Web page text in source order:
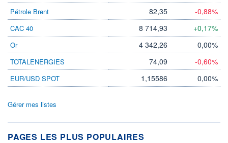
Pétrole Brent
82,35 -0,88%
CAC 40 8 714,93 +0,17%
Or 4 342,26 0,00%
TOTALENERGIES 74,09 -0,60%
EUR/USD SPOT 1,15586 0,00%
Gérer mes listes
PAGES LES PLUS POPULAIRES